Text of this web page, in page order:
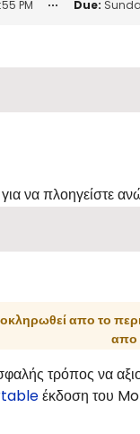
PM Due:
να πλοηγείστε
απο το
απο
τρόπος να
έκδοση του